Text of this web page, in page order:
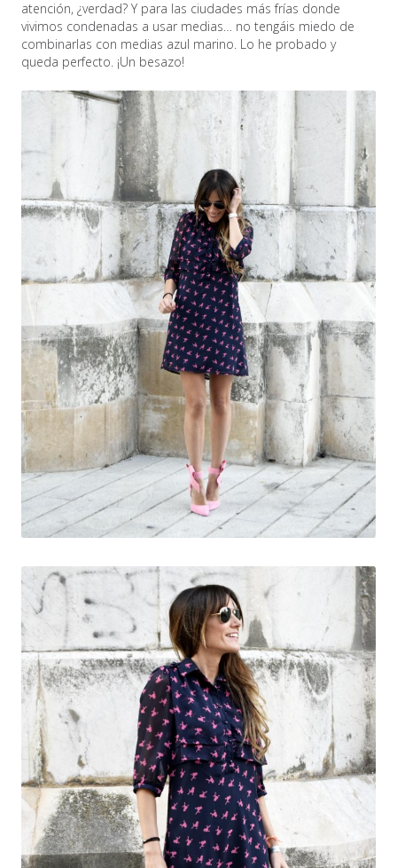
atención, ¿verdad? Y para las ciudades más frías donde
vivimos condenadas a usar medias… no tengáis miedo de
combinarlas con medias azul marino. Lo he probado y
queda perfecto. ¡Un besazo!